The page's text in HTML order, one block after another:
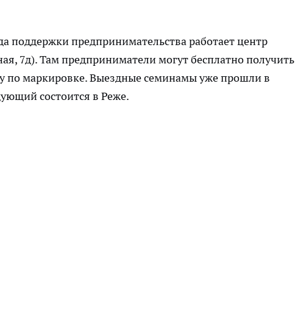
поддержки предпринимательства работает центр
7д). Там предприниматели могут бесплатно получить
по маркировке. Выездные семинамы уже прошли в
состоится в Реже.